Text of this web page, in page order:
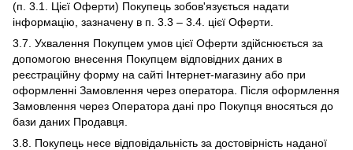
(п. 3.1. Цієї Оферти) Покупець зобов'язується надати
інформацію, зазначену в п. 3.3 – 3.4. цієї Оферти.
3.7. Ухвалення Покупцем умов цієї Оферти здійснюється за
допомогою внесення Покупцем відповідних даних в
реєстраційну форму на сайті Інтернет-магазину або при
оформленні Замовлення через оператора. Після оформлення
Замовлення через Оператора дані про Покупця вносяться до
бази даних Продавця.
3.8. Покупець несе відповідальність за достовірність наданої